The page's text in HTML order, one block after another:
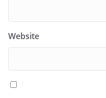
Website